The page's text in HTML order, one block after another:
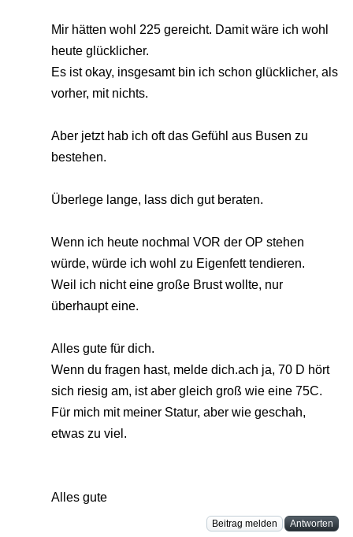
Mir hätten wohl 225 gereicht. Damit wäre ich wohl
heute glücklicher.
Es ist okay, insgesamt bin ich schon glücklicher, als
vorher, mit nichts.
Aber jetzt hab ich oft das Gefühl aus Busen zu
bestehen.
Überlege lange, lass dich gut beraten.
Wenn ich heute nochmal VOR der OP stehen
würde, würde ich wohl zu Eigenfett tendieren.
Weil ich nicht eine große Brust wollte, nur
überhaupt eine.
Alles gute für dich.
Wenn du fragen hast, melde dich.ach ja, 70 D hört
sich riesig am, ist aber gleich groß wie eine 75C.
Für mich mit meiner Statur, aber wie geschah,
etwas zu viel.
Alles gute
Beitrag melden Antworten